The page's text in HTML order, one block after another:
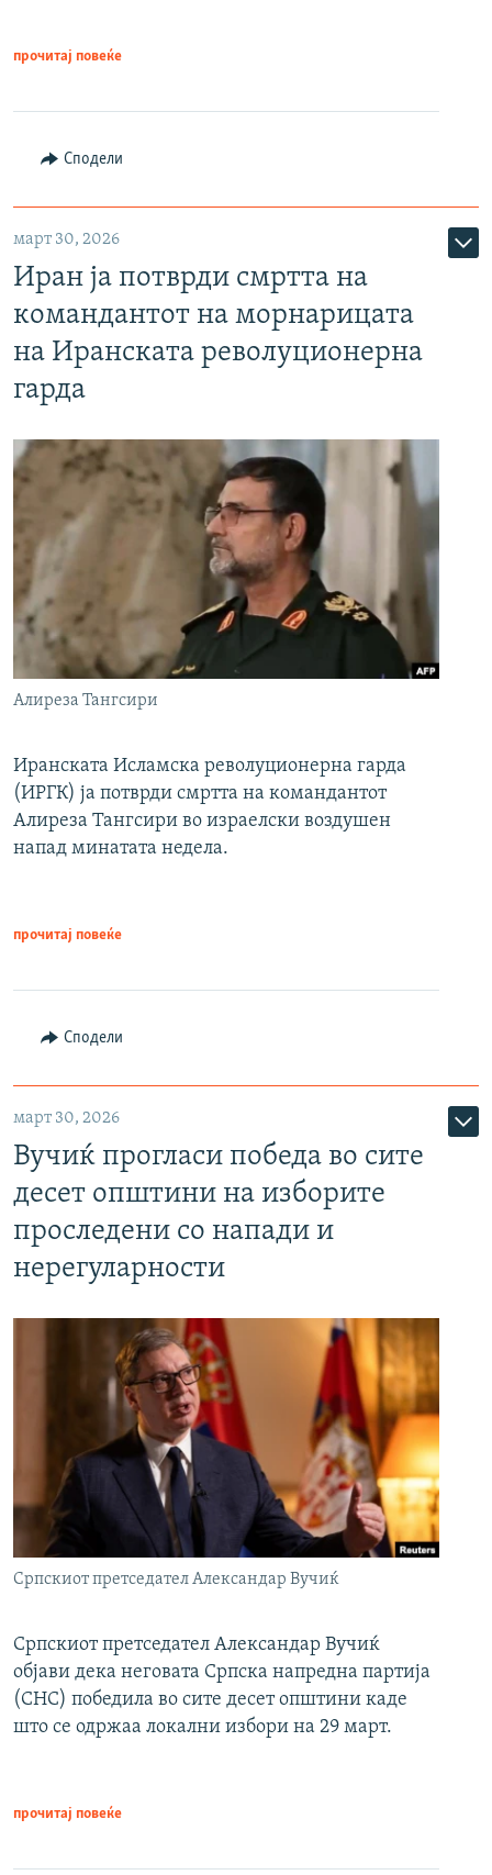
прочитај повеќе
Сподели
март 30, 2026
Иран ја потврди смртта на
командантот на морнарицата
на Иранската револуционерна
гарда
Алиреза Тангсири
Иранската Исламска револуционерна гарда
(ИРГК) ја потврди смртта на командантот
Алиреза Тангсири во израелски воздушен
напад минатата недела.
прочитај повеќе
Сподели
март 30, 2026
Вучиќ прогласи победа во сите
десет општини на изборите
проследени со напади и
нерегуларности
Српскиот претседател Александар Вучиќ
Српскиот претседател Александар Вучиќ
објави дека неговата Српска напредна партија
(СНС) победила во сите десет општини каде
што се одржаа локални избори на 29 март.
прочитај повеќе